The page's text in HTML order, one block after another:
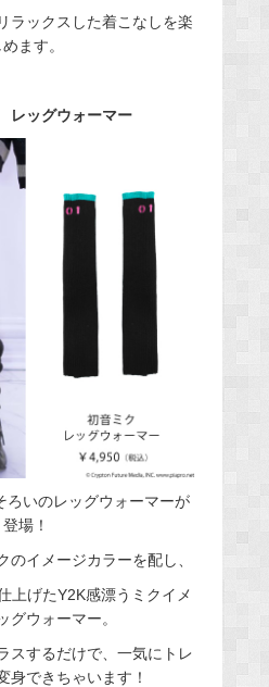
ラックスした着こなしを楽
めます。
ッグウォーマー
ろいのレッグウォーマーが
登場！
のイメージカラーを配し、
上げたY2K感漂うミクイメ
グウォーマー。
スするだけで、一気にトレ
身できちゃいます！